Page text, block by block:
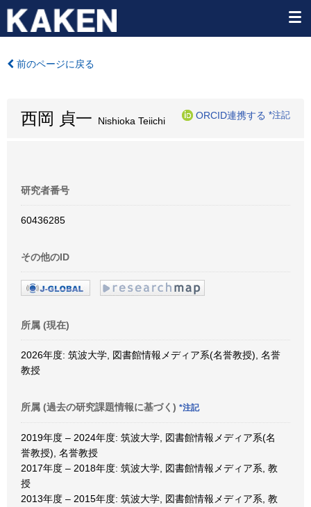
前のページに戻る
西岡 貞一 Nishioka Teiichi
ORCID連携する *注記
研究者番号
60436285
その他のID
所属 (現在)
2026年度: 筑波大学, 図書館情報メディア系(名誉教授), 名誉
教授
所属 (過去の研究課題情報に基づく) *注記
2019年度 – 2024年度: 筑波大学, 図書館情報メディア系(名
誉教授), 名誉教授
2017年度 – 2018年度: 筑波大学, 図書館情報メディア系, 教
授
2013年度 – 2015年度: 筑波大学, 図書館情報メディア系, 教